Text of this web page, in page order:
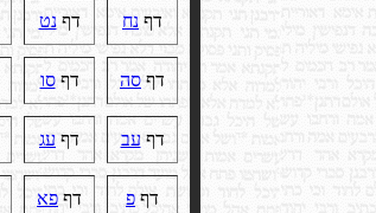
דף נח דףנט
דף סה דףסו
דף עב דף עג
דף פ דף פא